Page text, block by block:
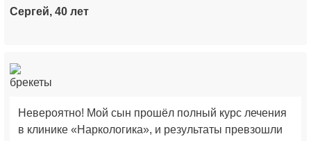
Сергей, 40 лет
Невероятно! Мой сын прошёл полный курс лечения
в клинике «Наркологика», и результаты превзошли